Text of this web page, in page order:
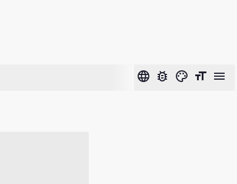
language bug_report color_lens format_size menu